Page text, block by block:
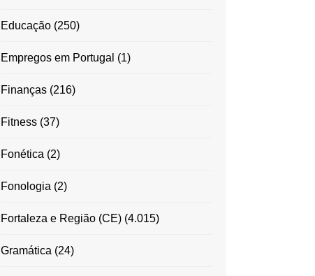
Educação(250)
Empregos em Portugal (1)
Finanças(216)
Fitness(37)
Fonética (2)
Fonologia (2)
Fortaleza e Região (CE)(4.015)
Gramática (24)